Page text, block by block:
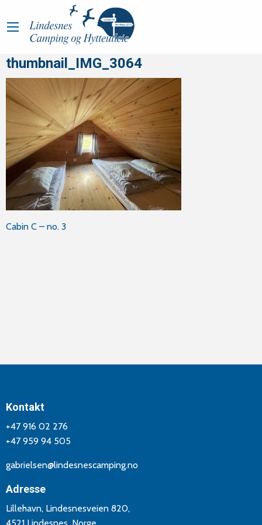
thumbnail_IMG_3064
Innleggsnavigasjon
Cabin C – no. 3
Kontakt
+47 916 02 276
+47 959 94 505
gabrielsen@lindesnescamping.no
Adresse
Lillehavn, Lindesnesveien 820,